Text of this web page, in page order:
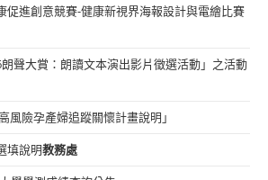
促進創意競賽-健康新視界海報設計與電繪比賽
聲大賞：朗讀文本演出影片徵選活動」之活動
風險孕產婦追蹤關懷計畫說明」
填說明教務處